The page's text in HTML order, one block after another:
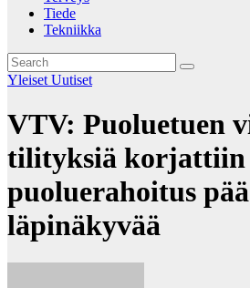
Tiede
Tekniikka
Yleiset Uutiset
VTV: Puoluetuen
tilityksiä korjattiin
puoluerahoitus
läpinäkyvää